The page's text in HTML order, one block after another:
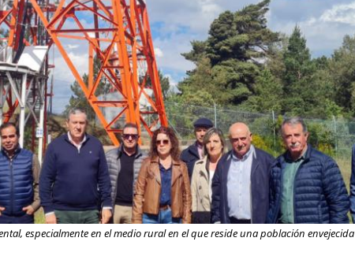
especialmente en el medio rural en el que reside una población envejecida